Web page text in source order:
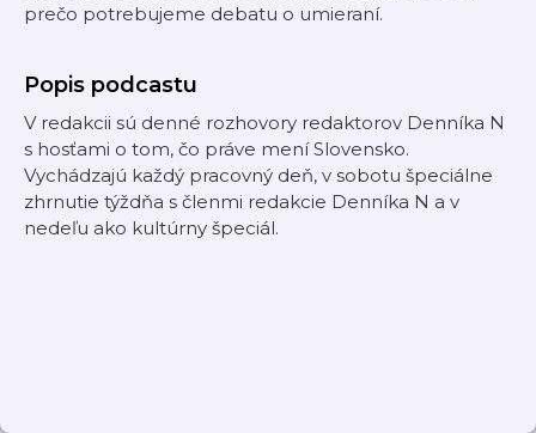
prečo potrebujeme debatu o umieraní.
Popis podcastu
V redakcii sú denné rozhovory redaktorov Denníka N
s hosťami o tom, čo práve mení Slovensko.
Vychádzajú každý pracovný deň, v sobotu špeciálne
zhrnutie týždňa s členmi redakcie Denníka N a v
nedeľu ako kultúrny špeciál.